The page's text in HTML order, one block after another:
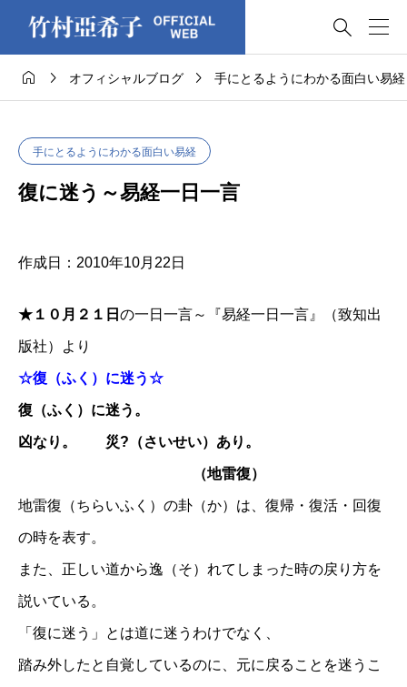

  オフィシャルブログ  手にとるようにわかる面白い易経
手にとるようにわかる面白い易経
復に迷う～易経一日一言
作成日：2010年10月22日
★１０月２１日 の一日一言～『易経一日一言』（致知出
版社）より
☆復（ふく）に迷う☆
復（ふく）に迷う。
凶なり。 災?（さいせい）あり。
（地雷復）
地雷復（ちらいふく）の卦（か）は、復帰・復活・回復
の時を表す。
また、正しい道から逸（そ）れてしまった時の戻り方を
説いている。
「復に迷う」とは道に迷うわけでなく、
踏み外したと自覚しているのに、元に戻ることを迷うこ